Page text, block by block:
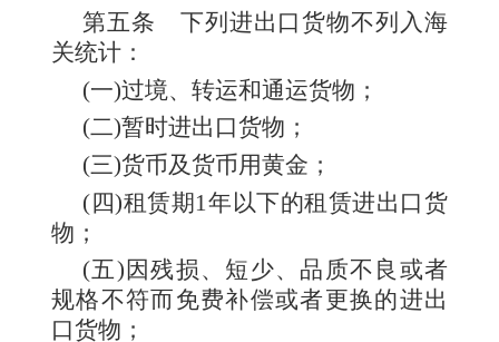
第五条 下列进出口货物不列入海
关统计：
(一)过境、转运和通运货物；
(二)暂时进出口货物；
(三)货币及货币用黄金；
(四)租赁期1年以下的租赁进出口货
物；
(五)因残损、短少、品质不良或者
规格不符而免费补偿或者更换的进出
口货物；